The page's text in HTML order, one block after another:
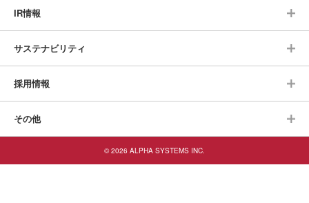
IR情報
サステナビリティ
採用情報
その他
© 2026 ALPHA SYSTEMS INC.